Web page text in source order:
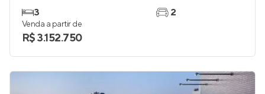
3
2
Venda a partir de
R$ 3.152.750